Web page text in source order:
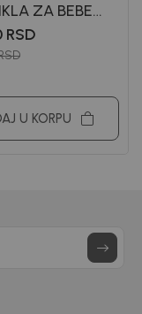
ZA BEBE
RSD
U KORPU